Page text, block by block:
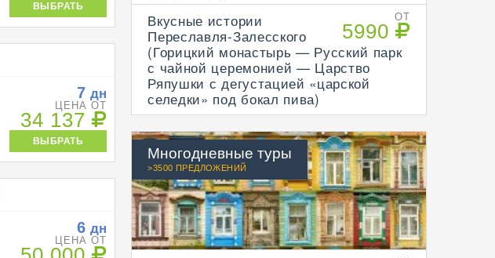
ВЫБРАТЬ
7дн
ЦЕНА ОТ
34 137
ВЫБРАТЬ
6дн
ЦЕНА ОТ
ОТ
5990
Вкусные истории
Переславля-Залесского
(Горицкий монастырь — Русский парк
с чайной церемонией — Царство
Ряпушки с дегустацией «царской
селедки» под бокал пива)
Многодневные туры
>3500 ПРЕДЛОЖЕНИЙ